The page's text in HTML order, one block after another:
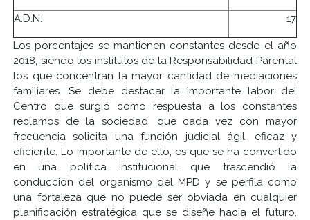
A.D.N. 17
Los porcentajes se mantienen constantes desde el año
2018, siendo los institutos de la Responsabilidad Parental
los que concentran la mayor cantidad de mediaciones
familiares. Se debe destacar la importante labor del
Centro que surgió como respuesta a los constantes
reclamos de la sociedad, que cada vez con mayor
frecuencia solicita una función judicial ágil, eficaz y
eficiente. Lo importante de ello, es que se ha convertido
en una política institucional que trascendió la
conducción del organismo del MPD y se perfila como
una fortaleza que no puede ser obviada en cualquier
planificación estratégica que se diseñe hacia el futuro.